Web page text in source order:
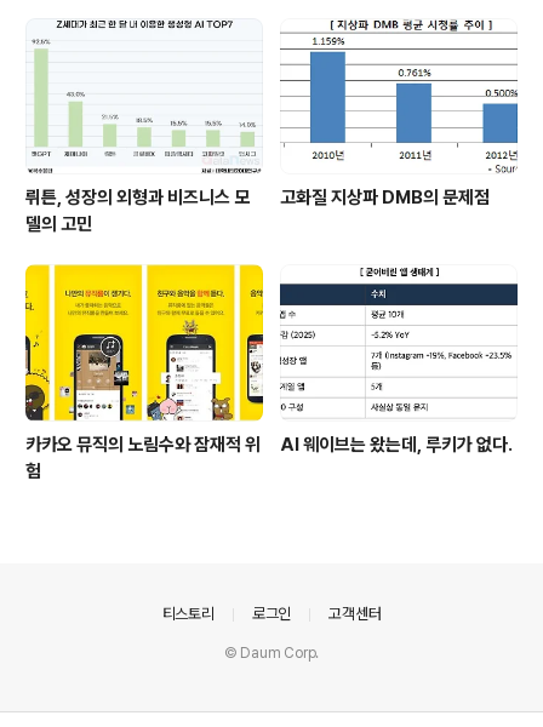
뤼튼, 성장의 외형과 비즈니스 모
델의 고민
고화질 지상파 DMB의 문제점
카카오 뮤직의 노림수와 잠재적 위
험
AI 웨이브는 왔는데, 루키가 없다.
티스토리 로그인 고객센터
© Daum Corp.